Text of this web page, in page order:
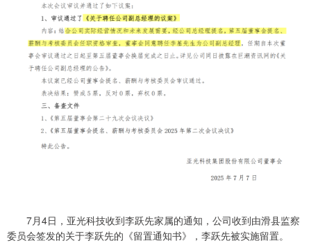
7月4日，亚光科技收到李跃先家属的通知，公司收到由滑县监察
委员会签发的关于李跃先的《留置通知书》，李跃先被实施留置。